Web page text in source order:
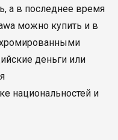
а в последнее время
можно купить и в
хромированными
деньги или
национальностей и